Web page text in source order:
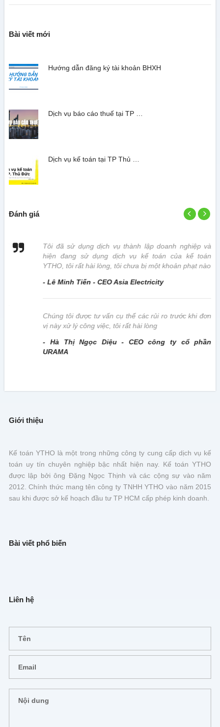
Bài viết mới
Hướng dẫn đăng ký tài khoản BHXH
Dịch vụ báo cáo thuế tại TP …
Dịch vụ kế toán tại TP Thủ …
Đánh giá
Tôi đã sử dụng dịch vụ thành lập doanh nghiệp và
hiện đang sử dụng dịch vụ kế toán của kế toán
YTHO, tôi rất hài lòng, tôi chưa bị một khoản phạt nào
- Lê Minh Tiến - CEO Asia Electricity
Chúng tôi được tư vấn cụ thể các rủi ro trước khi đơn
vị này xử lý công việc, tôi rất hài lòng
- Hà Thị Ngọc Diệu - CEO công ty cổ phần
URAMA
Giới thiệu
Kế toán YTHO là một trong những công ty cung cấp dịch vụ kế
toán uy tín chuyên nghiệp bậc nhất hiện nay. Kế toán YTHO
được lập bởi ông Đặng Ngọc Thịnh và các cộng sự vào năm
2012. Chính thức mang tên công ty TNHH YTHO vào năm 2015
sau khi được sở kế hoạch đầu tư TP HCM cấp phép kinh doanh.
Bài viết phổ biến
Liên hệ